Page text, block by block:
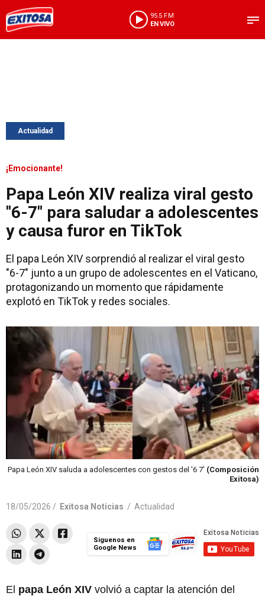
95.5 FM
EN VIVO
Actualidad
¡Emocionante!
Papa León XIV realiza viral gesto
"6-7" para saludar a adolescentes
y causa furor en TikTok
El papa León XIV sorprendió al realizar el viral gesto
"6-7" junto a un grupo de adolescentes en el Vaticano,
protagonizando un momento que rápidamente
explotó en TikTok y redes sociales.
Papa León XIV saluda a adolescentes con gestos del '6 7' (Composición
Exitosa)
18/05/2026 / Exitosa Noticias / Actualidad
Síguenos en
Google News
El papa León XIV volvió a captar la atención del